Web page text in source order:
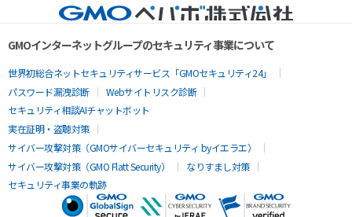
GMOインターネットグループのセキュリティ事業について
世界初総合ネットセキュリティサービス「GMOセキュリティ24」
パスワード漏洩診断
Webサイトリスク診断
セキュリティ相談AIチャットボット
実在証明・盗聴対策
サイバー攻撃対策（GMOサイバーセキュリティ byイエラエ）
サイバー攻撃対策（GMO Flatt Security）
なりすまし対策
セキュリティ事業の軌跡